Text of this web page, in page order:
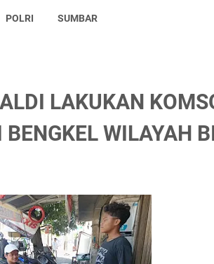
POLRI SUMBAR
LAKUKAN
WILAYAH